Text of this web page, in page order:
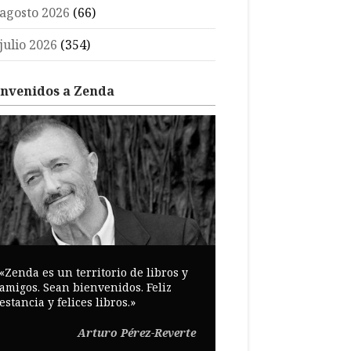
2026 (66)
2026 (354)
a Zenda
es un territorio de libros y
Sean bienvenidos. Feliz
y felices libros.»
Arturo Pérez-Reverte